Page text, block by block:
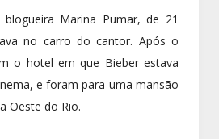
Marina Pumar, de 21
no carro do cantor. Após o
o hotel em que Bieber estava
e foram para uma mansão
Oeste do Rio.